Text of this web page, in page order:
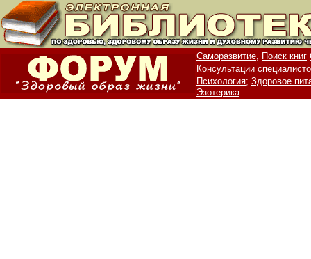
Саморазвитие, Поиск книг
Консультации
Психология; Здоровое
Эзотерика